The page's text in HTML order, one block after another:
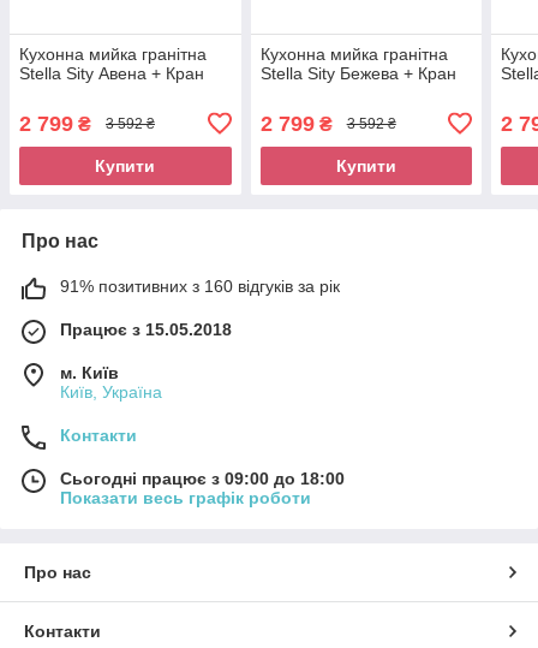
Кухонна мийка гранітна
Stella Sity Авена + Кран
2 799 ₴ 3 592 ₴
Купити
Кухонна мийка гранітна
Stella Sity Бежева + Кран
2 799₴ 3 592 ₴
Купити
2
Про нас
91% позитивних з 160 відгуків за рік
Працює з 15.05.2018
м. Київ
Київ, Україна
Контакти
Сьогодні працює з 09:00 до 18:00
Показати весь графік роботи
Про нас
Контакти